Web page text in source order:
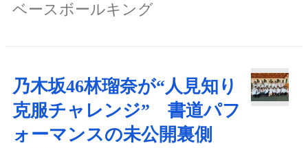
ベースボールキング
乃木坂46林瑠奈が“人見知り
克服チャレンジ” 書道パフ
ォーマンスの未公開裏側